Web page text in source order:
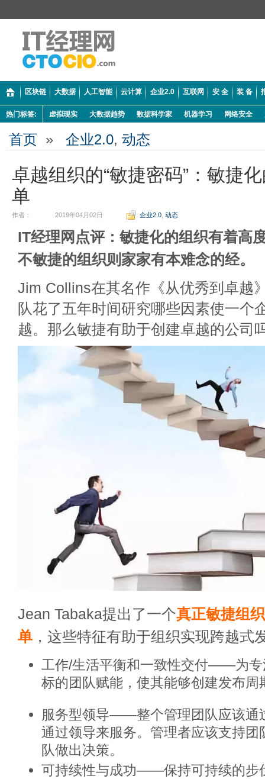
区块链 大数据 人工智能 云计算 企业2.0 互联网 安 全 装 备
热门标签: 虚拟现实 大数据趋势 数据科学家 机器学习 网络安全
首页 » 企业2.0, 动态
卓越组织的“敏捷密码”：敏捷
单
作者： 2019年04月02日 企业2.0 动态
IT经理网点评：敏捷化的组织有着高
不敏捷的组织则家家有本难念的经。
Jim Collins在其名作《从优秀到卓越
队花了五年时间研究哪些因素使一个
越。那么敏捷有助于创建卓越的公司
Jean Tabaka提出了一个真正敏捷组
单 ，这些特征有助于组织实现跨越式
工作/生活平衡和一致性交付——为专
标的团队赋能，使其能够创建发布周
服务型领导——整个管理团队应该通
通过领导来服务。管理者应该支持团
队做出决策。
可持续性与成功——保持可持续的步